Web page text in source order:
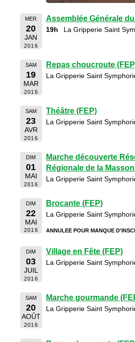
MER
20
JAN
2016
Assemblée Générale
19h La Gripperie Saint
SAM
19
MAR
2016
Repas choucroute
La Gripperie Saint
SAM
23
AVR
2016
Théâtre (FEP)
La Gripperie Saint
DIM
01
MAI
2016
Marche découverte
Régionale de la
La Gripperie Saint
DIM
22
MAI
2016
Brocante (FEP)
La Gripperie Saint
ANNULEE POUR MANQUE
DIM
03
JUIL
2016
Village en Fête (FEP)
La Gripperie Saint
SAM
20
AOÛT
2016
Marche gourmande
La Gripperie Saint